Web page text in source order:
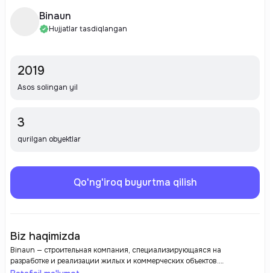
Binaun
Hujjatlar tasdiqlangan
2019
Asos solingan yil
3
qurilgan obyektlar
Qo'ng'iroq buyurtma qilish
Biz haqimizda
Binaun — строительная компания, специализирующаяся на
разработке и реализации жилых и коммерческих объектов.